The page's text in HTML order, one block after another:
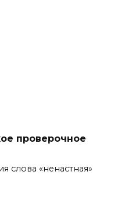
проверочное
слова «ненастная»